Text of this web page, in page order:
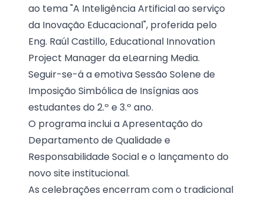
ao tema "A Inteligência Artificial ao serviço
da Inovação Educacional", proferida pelo
Eng. Raúl Castillo, Educational Innovation
Project Manager da eLearning Media.
Seguir-se-á a emotiva Sessão Solene de
Imposição Simbólica de Insígnias aos
estudantes do 2.º e 3.º ano.
O programa inclui a Apresentação do
Departamento de Qualidade e
Responsabilidade Social e o lançamento do
novo site institucional.
As celebrações encerram com o tradicional